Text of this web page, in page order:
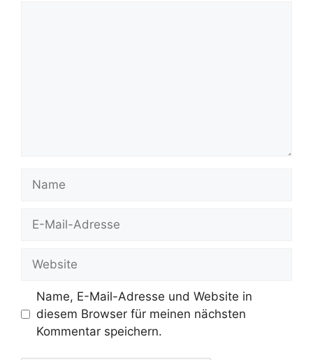
Mail-
Name, E-Mail-Adresse und Website in
diesem Browser für meinen nächsten
Kommentar speichern.